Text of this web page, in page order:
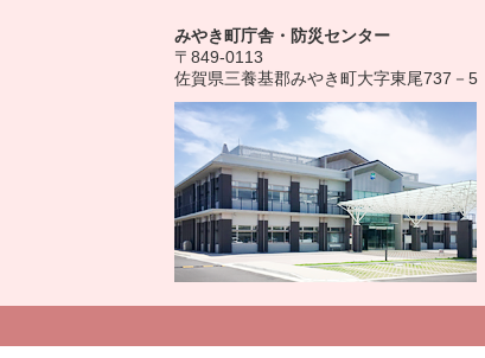
みやき町庁舎・防災センター
〒849-0113
佐賀県三養基郡みやき町大字東尾737－5